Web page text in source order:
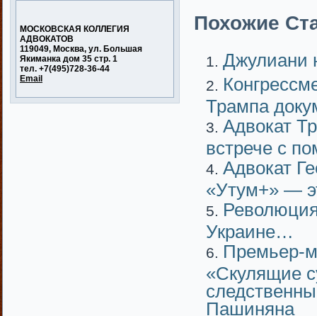
МОСКОВСКАЯ КОЛЛЕГИЯ
АДВОКАТОВ
119049, Москва, ул. Большая
Якиманка дом 35 стр. 1
тел. +7(495)728-36-44
Email
Похожие
Джулиани
Трампа
Адвокат
встрече с
Адвокат
«Утум+» —
Украине…
Премьер-
«Скулящие
Пашиняна